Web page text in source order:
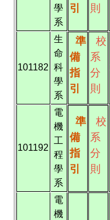
學
系
引
則
101182
生
命
科
學
系
準
備
指
引
校
系
分
則
101192
電
機
工
程
學
系
準
備
指
引
校
系
分
則
電
機